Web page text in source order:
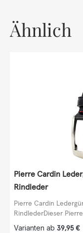
Ähnlich
Pierre Cardin
Rindleder
Pierre Cardin
RindlederDieser
Varianten ab 39,95 €